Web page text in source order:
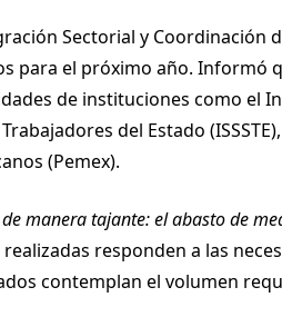
Sectorial y Coordinación
para el próximo año. Informó
de instituciones como el
del Estado
(Pemex).
manera tajante: el abasto de
responden a las
contemplan el volumen